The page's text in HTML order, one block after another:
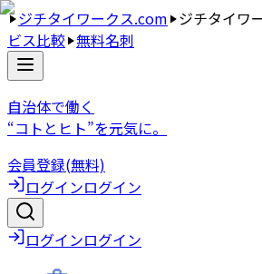
ジチタイワークス.com ジチタイワ
ビス比較 無料名刺
自治体で働く
“コトとヒト”を元気に。
会員登録(無料)
ログインログイン
ログインログイン